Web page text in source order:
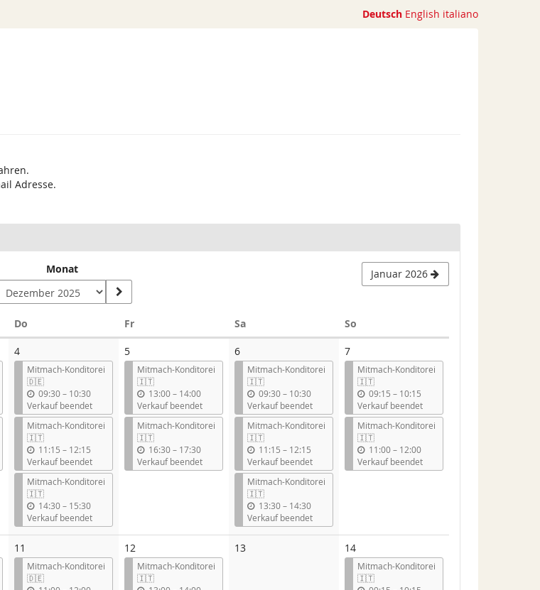
Deutsch English italiano
Adresse.
Monat Januar 2026
Do FrFreitag SaSamstag So
4
Mitmach-Konditorei
🇩🇪
09:30–b
i
s
10:30
Verkauf beendet
Mitmach-Konditorei
🇮🇹
11:15 –b
i
s
12:15
Verkauf beendet
Mitmach-Konditorei
🇮🇹
14:30–b
i
s
15:30
Verkauf beendet
5
Mitmach-Konditorei
🇮🇹
13:00–b
i
s
14:00
Verkauf beendet
Mitmach-Konditorei
🇮🇹
16:30–b
i
s
17:30
Verkauf beendet
6
Mitmach-Konditorei
🇮🇹
09:30–b
i
s
10:30
Verkauf beendet
Mitmach-Konditorei
🇮🇹
11:15 –b
i
s
12:15
Verkauf beendet
Mitmach-Konditorei
🇮🇹
13:30–b
i
s
14:30
Verkauf beendet
7
Mitmach-Konditorei
🇮🇹
09:15 –b
i
s
10:15
Verkauf beendet
Mitmach-Konditorei
🇮🇹
11:00–b
i
s
12:00
Verkauf beendet
11
Mitmach-Konditorei
🇩🇪
12
Mitmach-Konditorei
🇮🇹
13Keine
14
Mitmach-Konditorei
🇮🇹